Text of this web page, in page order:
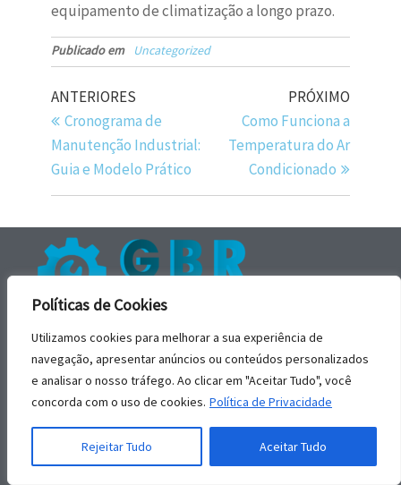
Políticas de Cookies
Utilizamos cookies para melhorar a sua experiência de
navegação, apresentar anúncios ou conteúdos personalizados
e analisar o nosso tráfego. Ao clicar em "Aceitar Tudo", você
concorda com o uso de cookies. Política de Privacidade
Rejeitar Tudo Aceitar Tudo
equipamento de climatização a longo prazo.
Publicado em Uncategorized
ANTERIORES
Cronograma de
Manutenção Industrial:
Guia e Modelo Prático
PRÓXIMO
Como Funciona a
Temperatura do Ar
Condicionado
A GBR Engenharia tem a missão de levar para você,
cliente, o melhor e o que mais se adequa a sua
necessidade, conte conosco!